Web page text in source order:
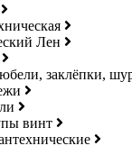
Лен
заклёпки,
винт